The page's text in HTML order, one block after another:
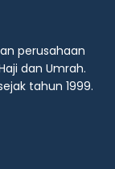
perusahaan
dan Umrah.
tahun 1999.